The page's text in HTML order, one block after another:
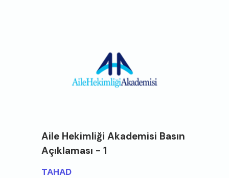
Aile Hekimliği Akademisi Basın
Açıklaması - 1
TAHAD